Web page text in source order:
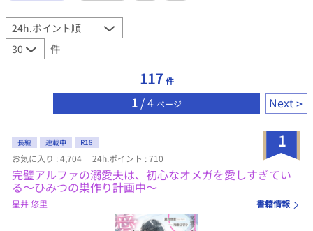
件
117 件
1 / 4 ページ Next
1
長編 連載中 R18
お気に入り : 4,704 24h.ポイント : 710
完璧アルファの溺愛夫は、初心なオメガを愛しすぎてい
る～ひみつの巣作り計画中～
星井 悠里 書籍情報